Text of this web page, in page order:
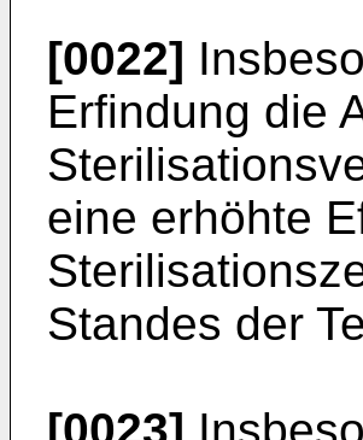
[0022]
Erfindung die
eine erhöhte
Standes der